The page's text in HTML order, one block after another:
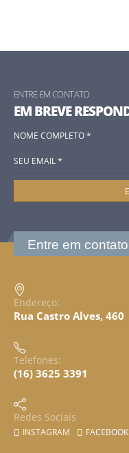
ENTRE EM CONTATO
EM BREVE
Entre em
Endereço:
Rua Castro Alves,
Telefones:
(16) 3625 3391
Redes Sociais
INSTAGRAM FACEBOOK